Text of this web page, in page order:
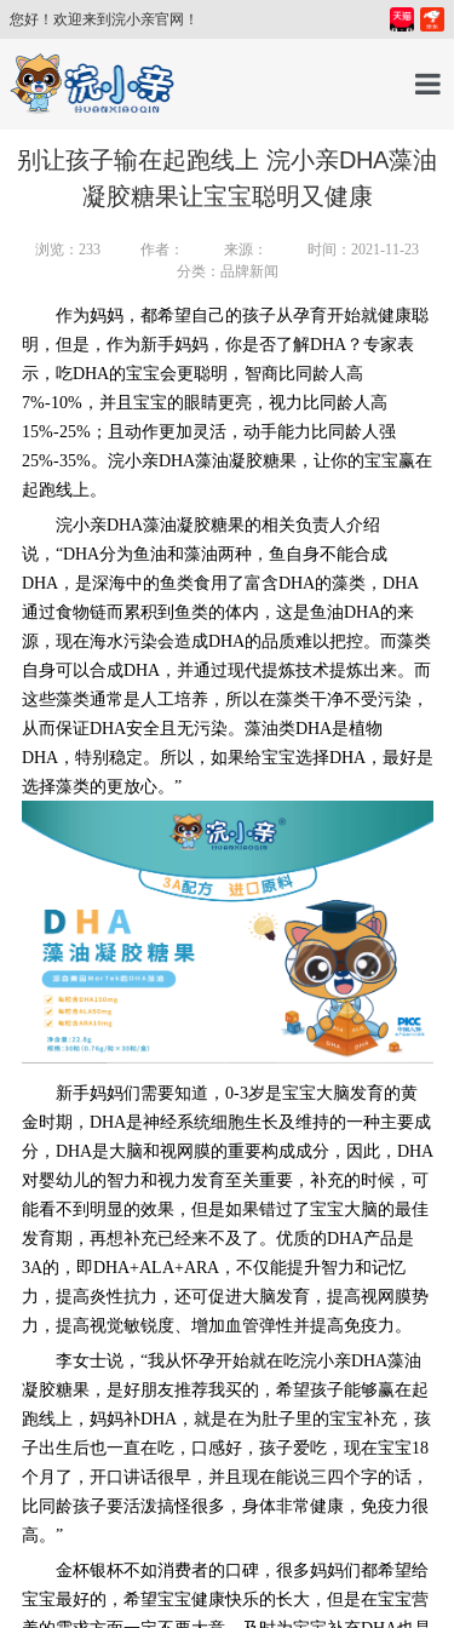
您好！欢迎来到浣小亲官网！
别让孩子输在起跑线上 浣小亲DHA藻油
凝胶糖果让宝宝聪明又健康
浏览： 233 作者： 来源：
时间：2021-11-23
分类：品牌新闻
作为妈妈，都希望自己的孩子从孕育开始就健康聪
明，但是，作为新手妈妈，你是否了解DHA？专家表
示，吃DHA的宝宝会更聪明，智商比同龄人高
7%-10%，并且宝宝的眼睛更亮，视力比同龄人高
15%-25%；且动作更加灵活，动手能力比同龄人强
25%-35%。浣小亲DHA藻油凝胶糖果，让你的宝宝赢在
起跑线上。
浣小亲DHA藻油凝胶糖果的相关负责人介绍
说， “DHA分为鱼油和藻油两种，鱼自身不能合成
DHA，是深海中的鱼类食用了富含DHA的藻类，DHA
通过食物链而累积到鱼类的体内，这是鱼油DHA的来
源，现在海水污染会造成DHA的品质难以把控。而藻类
自身可以合成DHA，并通过现代提炼技术提炼出来。而
这些藻类通常是人工培养，所以在藻类干净不受污染，
从而保证DHA安全且无污染。藻油类DHA是植物
DHA，特别稳定。所以，如果给宝宝选择DHA，最好是
选择藻类的更放心。”
新手妈妈们需要知道，0-3岁是宝宝大脑发育的黄
金时期， DHA是神经系统细胞生长及维持的一种主要成
分， DHA是大脑和视网膜的重要构成成分，因此， DHA
对婴幼儿的智力和视力发育至关重要，补充的时候，可
能看不到明显的效果，但是如果错过了宝宝大脑的最佳
发育期，再想补充已经来不及了。优质的DHA产品是
3A的，即DHA+ALA+ARA，不仅能提升智力和记忆
力，提高炎性抗力，还可促进大脑发育，提高视网膜势
力，提高视觉敏锐度、增加血管弹性并提高免疫力。
李女士说， “我从怀孕开始就在吃浣小亲DHA藻油
凝胶糖果，是好朋友推荐我买的，希望孩子能够赢在起
跑线上，妈妈补DHA，就是在为肚子里的宝宝补充，孩
子出生后也一直在吃，口感好，孩子爱吃，现在宝宝18
个月了，开口讲话很早，并且现在能说三四个字的话，
比同龄孩子要活泼搞怪很多，身体非常健康，免疫力很
高。”
金杯银杯不如消费者的口碑，很多妈妈们都希望给
宝宝最好的，希望宝宝健康快乐的长大，但是在宝宝营